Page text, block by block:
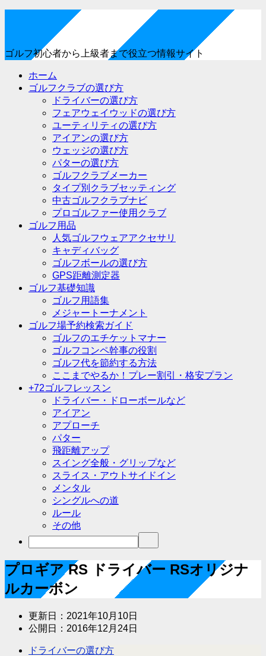
ゴルフ初心者から上級者まで役立つ情報サイト
ホーム
ゴルフクラブの選び方
ドライバーの選び方
フェアウェイウッドの選び方
ユーティリティの選び方
アイアンの選び方
ウェッジの選び方
パターの選び方
ゴルフクラブメーカー
タイプ別クラブセッティング
中古ゴルフクラブナビ
プロゴルファー使用クラブ
ゴルフ用品
人気ゴルフウェアアクセサリ
キャディバッグ
ゴルフボールの選び方
GPS距離測定器
ゴルフ基礎知識
ゴルフ用語集
メジャートーナメント
ゴルフ場予約検索ガイド
ゴルフのエチケットマナー
ゴルフコンペ幹事の役割
ゴルフ代を節約する方法
ここまでやるか！プレー割引・格安プラン
+72ゴルフレッスン
ドライバー・ドローボールなど
アイアン
アプローチ
パター
飛距離アップ
スイング全般・グリップなど
スライス・アウトサイドイン
メンタル
シングルへの道
ルール
その他
プロギア RS ドライバー RSオリジナ
ルカーボン
更新日： 2021年10月10日
公開日： 2016年12月24日
ドライバーの選び方